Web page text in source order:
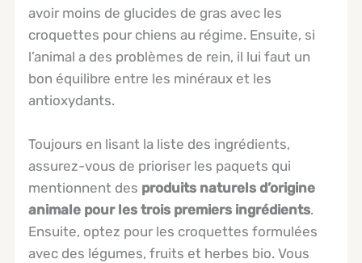
avoir moins de glucides de gras avec les
croquettes pour chiens au régime. Ensuite, si
l’animal a des problèmes de rein, il lui faut un
bon équilibre entre les minéraux et les
antioxydants.
Toujours en lisant la liste des ingrédients,
assurez-vous de prioriser les paquets qui
mentionnent des produits naturels d’origine
animale pour les trois premiers ingrédients.
Ensuite, optez pour les croquettes formulées
avec des légumes, fruits et herbes bio. Vous